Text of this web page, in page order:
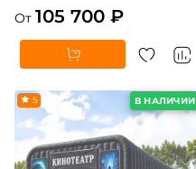
От 105 700 ₽
В НАЛИЧИИ
5